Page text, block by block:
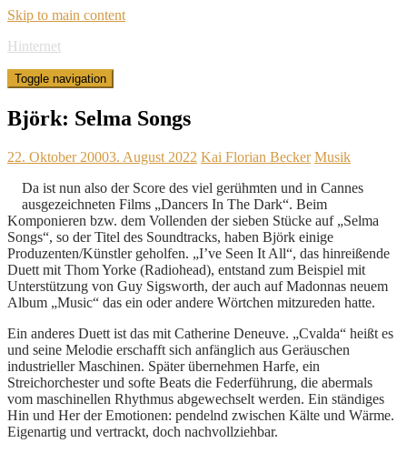
Skip to main content
Hinternet
Toggle navigation
Björk: Selma Songs
22. Oktober 20003. August 2022 Kai Florian Becker Musik
Da ist nun also der Score des viel gerühmten und in Cannes
ausgezeichneten Films „Dancers In The Dark“. Beim
Komponieren bzw. dem Vollenden der sieben Stücke auf „Selma
Songs“, so der Titel des Soundtracks, haben Björk einige
Produzenten/Künstler geholfen. „I’ve Seen It All“, das hinreißende
Duett mit Thom Yorke (Radiohead), entstand zum Beispiel mit
Unterstützung von Guy Sigsworth, der auch auf Madonnas neuem
Album „Music“ das ein oder andere Wörtchen mitzureden hatte.
Ein anderes Duett ist das mit Catherine Deneuve. „Cvalda“ heißt es
und seine Melodie erschafft sich anfänglich aus Geräuschen
industrieller Maschinen. Später übernehmen Harfe, ein
Streichorchester und softe Beats die Federführung, die abermals
vom maschinellen Rhythmus abgewechselt werden. Ein ständiges
Hin und Her der Emotionen: pendelnd zwischen Kälte und Wärme.
Eigenartig und vertrackt, doch nachvollziehbar.